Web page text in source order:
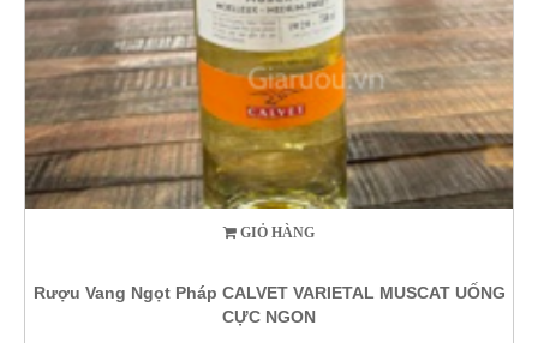
GIỎ HÀNG
Rượu Vang Ngọt Pháp CALVET VARIETAL MUSCAT UỐNG
CỰC NGON